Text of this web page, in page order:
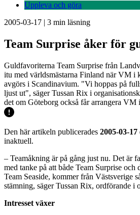
Uppleva och göra
2005-03-17 | 3 min läsning
Team Surprise åker för
Guldfavoriterna Team Surprise från
itu med världsmästarna Finland när VM i
avgörs i Scandinavium. "Vi hoppas på
ljust ut", säger Tussan Rix i
det om Göteborg också får arrangera VM
Den här artikeln publicerades 2005-03-17
inaktuell.
– Teamåkning är på gång just nu. Det är
med tanke på att både Team Surprise och
Team Seaside, kommer från Västsverige
stämning, säger Tussan Rix, ordförande i
Intresset växer